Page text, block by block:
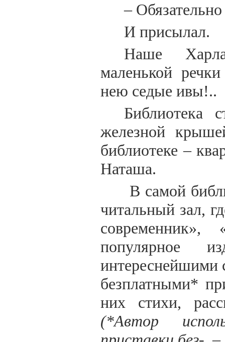
–
И присылал.
Наше
маленькой
нею седые ивы!..
Библиотека
железной
библиотеке –
Наташа.
В самой
читальный зал,
популярное
интереснейшими
безплатными*
них стихи,
(*Автор